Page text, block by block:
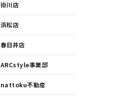
掛川店
浜松店
春日井店
ARCstyle事業部
nattoku不動産